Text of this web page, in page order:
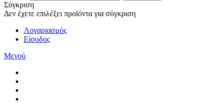
Σύγκριση
Δεν έχετε επιλέξει προϊόντα για σύγκριση
Λογαριασμός
Είσοδος
Μενού